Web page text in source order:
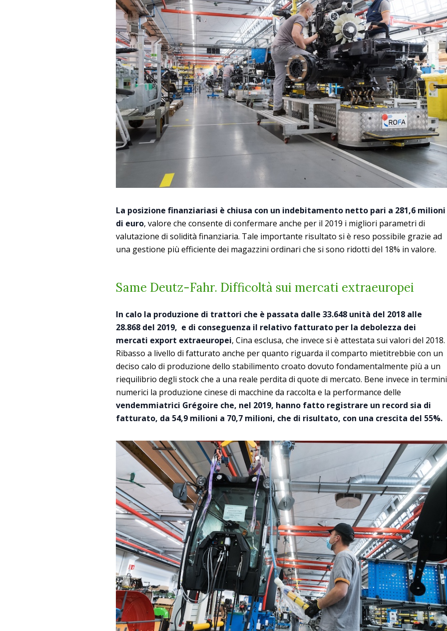
La posizione finanziariasi è chiusa con un indebitamento netto pari a 281,6 milioni
di euro, valore che consente di confermare anche per il 2019 i migliori parametri di
valutazione di solidità finanziaria. Tale importante risultato si è reso possibile grazie ad
una gestione più efficiente dei magazzini ordinari che si sono ridotti del 18% in valore.
Same Deutz-Fahr. Difficoltà sui mercati extraeuropei
In calo la produzione di trattori che è passata dalle 33.648 unità del 2018 alle
28.868 del 2019, e di conseguenza il relativo fatturato per la debolezza dei
mercati export extraeuropei, Cina esclusa, che invece si è attestata sui valori del 2018.
Ribasso a livello di fatturato anche per quanto riguarda il comparto mietitrebbie con un
deciso calo di produzione dello stabilimento croato dovuto fondamentalmente più a un
riequilibrio degli stock che a una reale perdita di quote di mercato. Bene invece in termini
numerici la produzione cinese di macchine da raccolta e la performance delle
vendemmiatrici Grégoire che, nel 2019, hanno fatto registrare un record sia di
fatturato, da 54,9 milioni a 70,7 milioni, che di risultato, con una crescita del 55%.